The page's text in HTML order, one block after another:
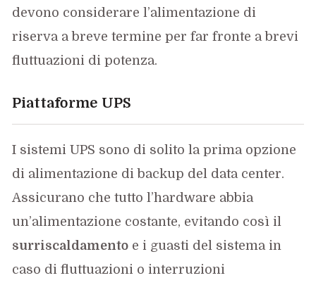
devono considerare l’alimentazione di
riserva a breve termine per far fronte a brevi
fluttuazioni di potenza.
Piattaforme UPS
I sistemi UPS sono di solito la prima opzione
di alimentazione di backup del data center.
Assicurano che tutto l’hardware abbia
un’alimentazione costante, evitando così il
surriscaldamento e i guasti del sistema in
caso di fluttuazioni o interruzioni